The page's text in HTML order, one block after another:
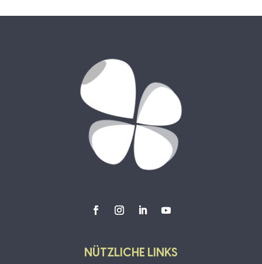
NÜTZLICHE LINKS